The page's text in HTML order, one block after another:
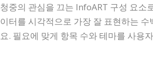
청중의 관심을 끄는 InfoART 구성 요소
이터를 시각적으로 가장 잘 표현하는
요. 필요에 맞게 항목 수와 테마를 사용